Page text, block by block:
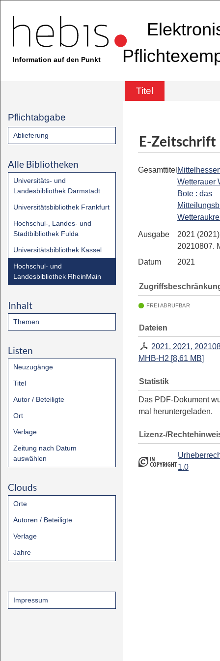
Information auf den Punkt
Titel
Pflichtabgabe
Ablieferung
Alle Bibliotheken
Universitäts- und
Landesbibliothek Darmstadt
Universitätsbibliothek Frankfurt
Hochschul-, Landes- und
Stadtbibliothek Fulda
Universitätsbibliothek Kassel
Hochschul- und
Landesbibliothek RheinMain
Inhalt
Themen
Listen
Neuzugänge
Titel
Autor / Beteiligte
Ort
Verlage
Zeitung nach Datum
auswählen
Clouds
Orte
Autoren / Beteiligte
Verlage
Jahre
Impressum
E-Zeitschrift
Gesamttitel
Wetterauer
Bote : das
Ausgabe
2021 (2021)
20210807.
Datum
2021
FREI ABRUFBAR
Dateien
2021. 2021,
MHB-H2 [8,61 MB]
Statistik
Das PDF-Dokument
mal heruntergeladen.
Lizenz-/
1.0